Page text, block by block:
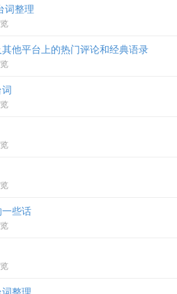
词整理
他平台上的热门评论和经典语录
一些话
整理